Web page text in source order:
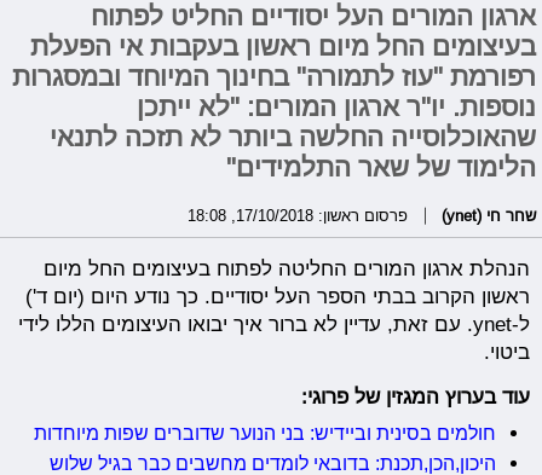
ארגון המורים העל יסודיים החליט לפתוח
בעיצומים החל מיום ראשון בעקבות אי הפעלת
רפורמת "עוז לתמורה" בחינוך המיוחד ובמסגרות
נוספות. יו"ר ארגון המורים: "לא ייתכן
שהאוכלוסייה החלשה ביותר לא תזכה לתנאי
הלימוד של שאר התלמידים"
שחר חי (ynet) פרסום ראשון: 17/10/2018, 18:08
הנהלת ארגון המורים החליטה לפתוח בעיצומים החל מיום
ראשון הקרוב בבתי הספר העל יסודיים. כך נודע היום (יום ד')
ל-ynet. עם זאת, עדיין לא ברור איך יבואו העיצומים הללו לידי
ביטוי.
עוד בערוץ המגזין של פרוגי:
חולמים בסינית וביידיש: בני הנוער שדוברים שפות מיוחדות
היכון,הכן,תכנת: בדובאי לומדים מחשבים כבר בגיל שלוש